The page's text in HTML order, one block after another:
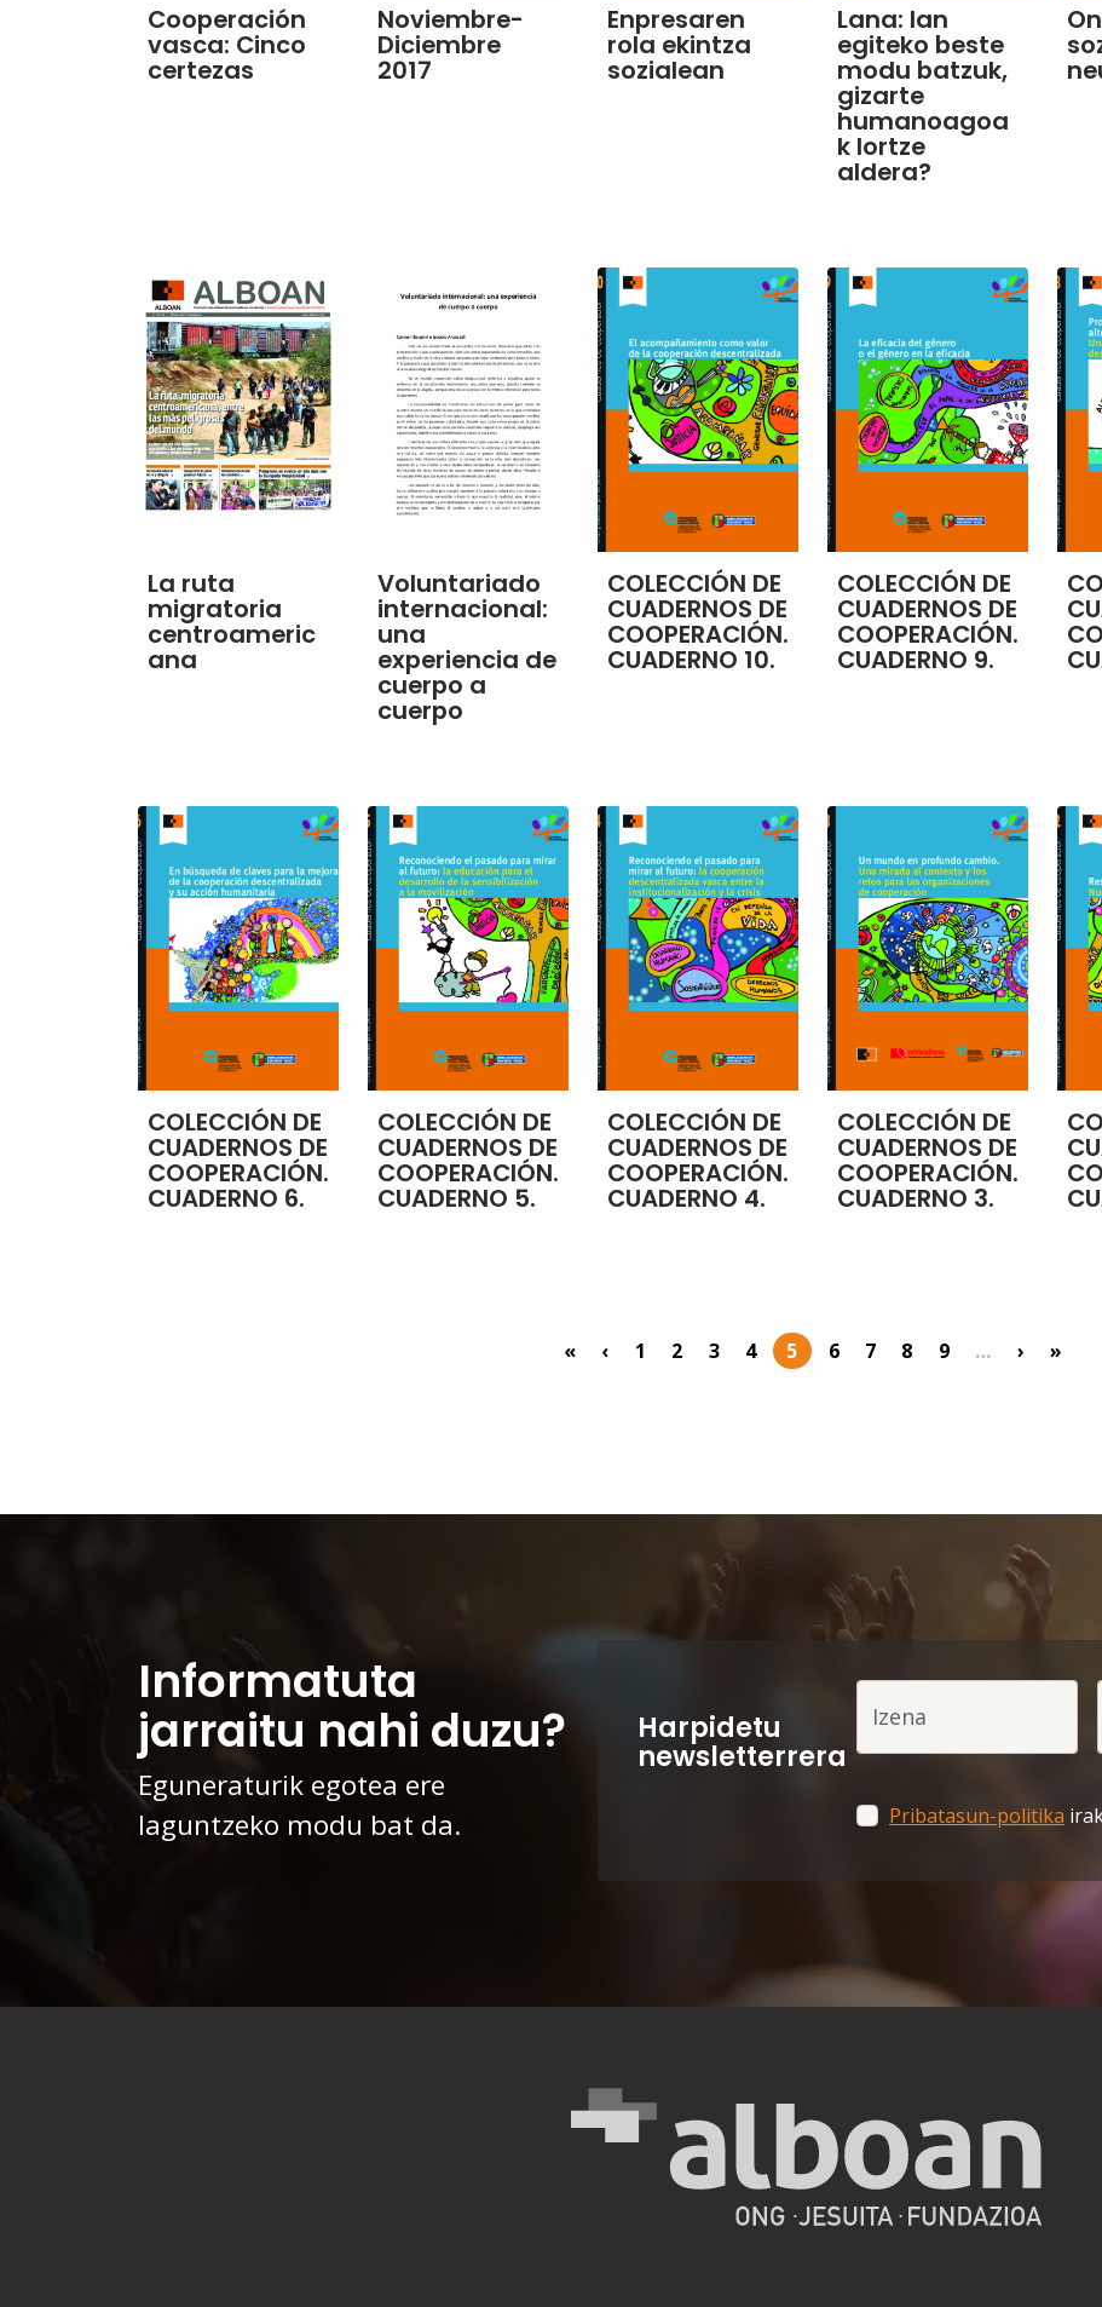
Cooperación
vasca: Cinco
certezas
Noviembre-
Diciembre
2017
Enpresaren
rola ekintza
sozialean
Lana: lan
egiteko beste
modu batzuk,
gizarte
humanoagoa
k lortze
aldera?
La ruta
migratoria
centroameric
ana
Voluntariado
internacional:
una
experiencia de
cuerpo a
cuerpo
COLECCIÓN DE
CUADERNOS DE
COOPERACIÓN.
CUADERNO 10.
COLECCIÓN DE
CUADERNOS DE
COOPERACIÓN.
CUADERNO 9.
COLECCIÓN DE
CUADERNOS DE
COOPERACIÓN.
CUADERNO 6.
COLECCIÓN DE
CUADERNOS DE
COOPERACIÓN.
CUADERNO 5.
COLECCIÓN DE
CUADERNOS DE
COOPERACIÓN.
CUADERNO 4.
COLECCIÓN DE
CUADERNOS DE
COOPERACIÓN.
CUADERNO 3.
First page
« Previous page
‹ Orria
1 Orria
2 Orria
3 Orria
4 Uneko orrialdea
5 Orria
6 Orria
7 Orria
8 Orria
9 … Next
› Last
»
Informatuta
jarraitu nahi duzu?
Eguneraturik egotea ere
laguntzeko modu bat da.
Harpidetu
newsletterrera
Pribatasun-politika